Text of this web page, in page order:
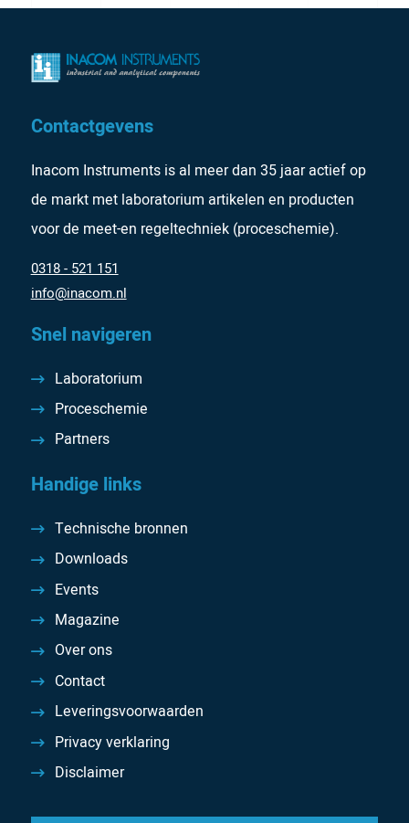
Contactgevens
Inacom Instruments is al meer dan 35 jaar actief op
de markt met laboratorium artikelen en producten
voor de meet-en regeltechniek (proceschemie).
0318 - 521 151
info@inacom.nl
Snel navigeren
Laboratorium
Proceschemie
Partners
Handige links
Technische bronnen
Downloads
Events
Magazine
Over ons
Contact
Leveringsvoorwaarden
Privacy verklaring
Disclaimer